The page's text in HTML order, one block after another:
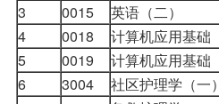
3
0015
英语（二）
4
0018
计算机应用基础
5
0019
计算机应用基础
6
3004
社区护理学（一）